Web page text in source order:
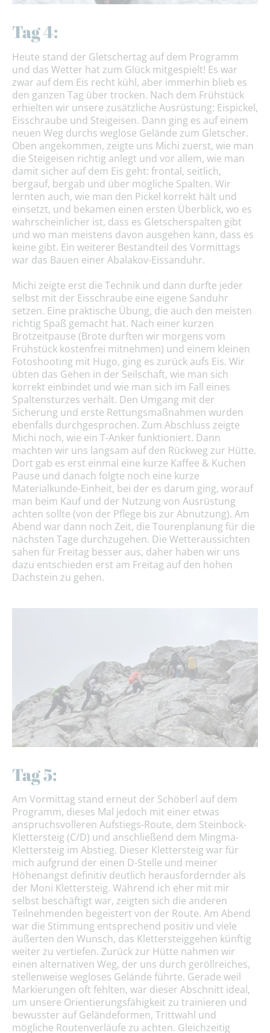
Tag 4:
Heute stand der Gletschertag auf dem Programm
und das Wetter hat zum Glück mitgespielt! Es war
zwar auf dem Eis recht kühl, aber immerhin blieb es
den ganzen Tag über trocken. Nach dem Frühstück
erhielten wir unsere zusätzliche Ausrüstung: Eispickel,
Eisschraube und Steigeisen. Dann ging es auf einem
neuen Weg durchs weglose Gelände zum Gletscher.
Oben angekommen, zeigte uns Michi zuerst, wie man
die Steigeisen richtig anlegt und vor allem, wie man
damit sicher auf dem Eis geht: frontal, seitlich,
bergauf, bergab und über mögliche Spalten. Wir
lernten auch, wie man den Pickel korrekt hält und
einsetzt, und bekamen einen ersten Überblick, wo es
wahrscheinlicher ist, dass es Gletscherspalten gibt
und wo man meistens davon ausgehen kann, dass es
keine gibt. Ein weiterer Bestandteil des Vormittags
war das Bauen einer Abalakov-Eissanduhr.
Michi zeigte erst die Technik und dann durfte jeder
selbst mit der Eisschraube eine eigene Sanduhr
setzen. Eine praktische Übung, die auch den meisten
richtig Spaß gemacht hat. Nach einer kurzen
Brotzeitpause (Brote durften wir morgens vom
Frühstück kostenfrei mitnehmen) und einem kleinen
Fotoshooting mit Hugo, ging es zurück aufs Eis. Wir
übten das Gehen in der Seilschaft, wie man sich
korrekt einbindet und wie man sich im Fall eines
Spaltensturzes verhält. Den Umgang mit der
Sicherung und erste Rettungsmaßnahmen wurden
ebenfalls durchgesprochen. Zum Abschluss zeigte
Michi noch, wie ein T-Anker funktioniert. Dann
machten wir uns langsam auf den Rückweg zur Hütte.
Dort gab es erst einmal eine kurze Kaffee & Kuchen
Pause und danach folgte noch eine kurze
Materialkunde-Einheit, bei der es darum ging, worauf
man beim Kauf und der Nutzung von Ausrüstung
achten sollte (von der Pflege bis zur Abnutzung). Am
Abend war dann noch Zeit, die Tourenplanung für die
nächsten Tage durchzugehen. Die Wetteraussichten
sahen für Freitag besser aus, daher haben wir uns
dazu entschieden erst am Freitag auf den hohen
Dachstein zu gehen.
Tag 5:
Am Vormittag stand erneut der Schöberl auf dem
Programm, dieses Mal jedoch mit einer etwas
anspruchsvolleren Aufstiegs-Route, dem Steinbock-
Klettersteig (C/D) und anschließend dem Mingma-
Klettersteig im Abstieg. Dieser Klettersteig war für
mich aufgrund der einen D-Stelle und meiner
Höhenangst definitiv deutlich herausfordernder als
der Moni Klettersteig. Während ich eher mit mir
selbst beschäftigt war, zeigten sich die anderen
Teilnehmenden begeistert von der Route. Am Abend
war die Stimmung entsprechend positiv und viele
äußerten den Wunsch, das Klettersteiggehen künftig
weiter zu vertiefen. Zurück zur Hütte nahmen wir
einen alternativen Weg, der uns durch geröllreiches,
stellenweise wegloses Gelände führte. Gerade weil
Markierungen oft fehlten, war dieser Abschnitt ideal,
um unsere Orientierungsfähigkeit zu trainieren und
bewusster auf Geländeformen, Trittwahl und
mögliche Routenverläufe zu achten. Gleichzeitig